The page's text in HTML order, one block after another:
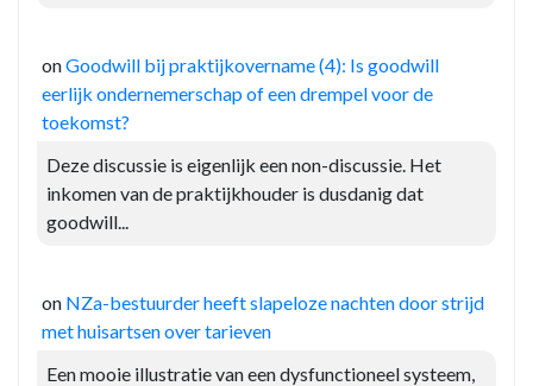
onGoodwill bij praktijkovername (4): Is goodwill
eerlijk ondernemerschap of een drempel voor de
toekomst?
Deze discussie is eigenlijk een non-discussie. Het
inkomen van de praktijkhouder is dusdanig dat
goodwill...
on NZa-bestuurder heeft slapeloze nachten door strijd
met huisartsen over tarieven
Een mooie illustratie van een dysfunctioneel systeem,